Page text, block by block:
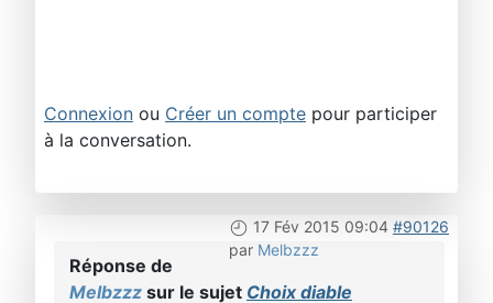
Connexion ou Créer un compte pour participer
à la conversation.
17 Fév 2015 09:04 #90126
par Melbzzz
Réponse de
Melbzzz sur le sujet Choix diable